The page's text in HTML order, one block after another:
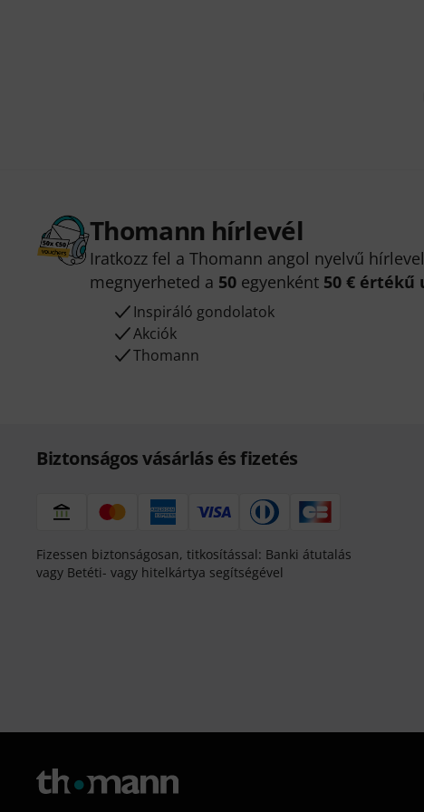
Thomann hírlevél
Iratkozz fel a Thomann angol nyelvű
megnyerheted a 50 egyenként 50 € értékű
Inspiráló gondolatok
Akciók
Thomann
Biztonságos vásárlás és fizetés
Fizessen biztonságosan, titkosítással: Banki átutalás
vagy Betéti- vagy hitelkártya segítségével